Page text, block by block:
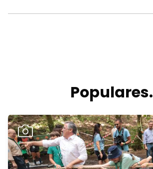
Populares.